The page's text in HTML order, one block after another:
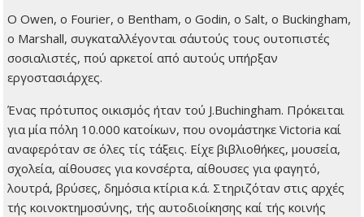
Ο Owen, o Fourier, o Bentham, o Godin, o Salt, o Buckingham,
o Marshall, συγκαταλλέγονται σ΄αυτούς τους ουτοπιστές
σοσιαλιστές, πού αρκετοί από αυτούς υπήρξαν
εργοστασιάρχες.
Ένας πρότυπος οικισμός ήταν τού J.Buchingham. Πρόκειται
για μία πόλη 10.000 κατοίκων, που ονομάστηκε Victoria καί
αναφερόταν σε όλες τίς τάξεις. Είχε βιβλιοθήκες, μουσεία,
σχολεία, αίθουσες για κονσέρτα, αίθουσες για φαγητό,
λουτρά, βρύσες, δημόσια κτίρια κ.ά. Στηριζόταν στις αρχές
τής κοινοκτημοσύνης, τής αυτοδιοίκησης καί τής κοινής